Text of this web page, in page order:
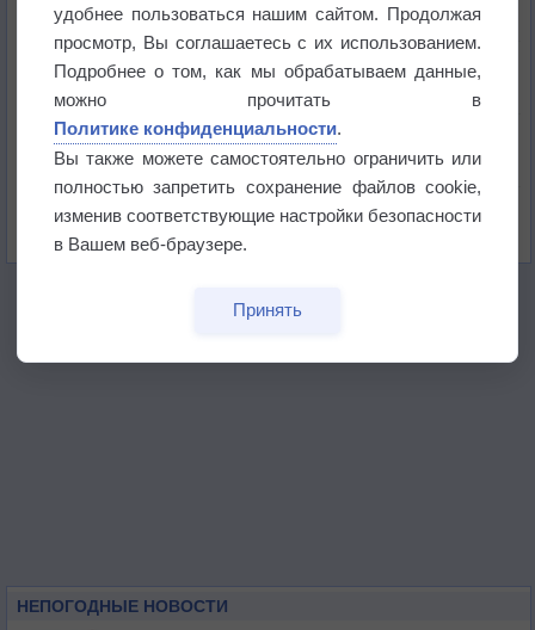
Атмосфера начала замерзать
В Приморье обнаружены морские волны тепла
бабочек
НЕПОГОДНЫЕ НОВОСТИ
удобнее пользоваться нашим сайтом. Продолжая
просмотр, Вы соглашаетесь с их использованием.
Подробнее о том, как мы обрабатываем данные,
можно прочитать в
Политике конфиденциальности.
Вы также можете самостоятельно ограничить или
полностью запретить сохранение файлов cookie,
изменив соответствующие настройки безопасности
в Вашем веб-браузере.
Принять